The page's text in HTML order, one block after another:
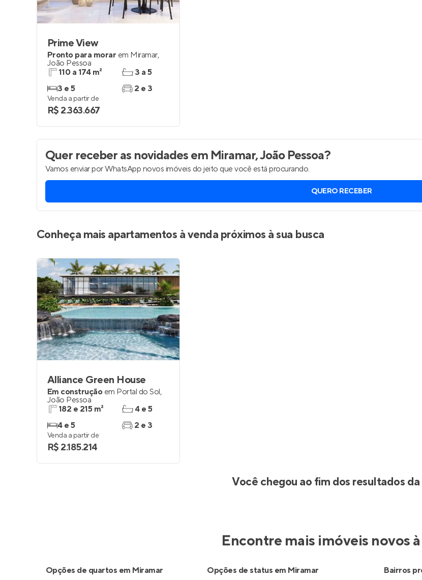
Prime View
Pronto para morar em Miramar,
João Pessoa
110 a 174 m²
3 e 5
3 a 5
2 e 3
Venda a partir de
R$ 2.363.667
Quer receber as novidadesem Miramar, João Pessoa?
Vamos enviar por WhatsApp novos imóveis do jeito que você está procurando.
QUERO RECEBER
Conheça mais apartamentos à venda próximos à sua busca
Alliance Green House
Em construção em Portal do Sol,
João Pessoa
182 e 215 m²
4 e 5
4 e 5
2 e 3
Venda a partir de
R$ 2.185.214
Você chegou ao fim dos resultados da
Encontre mais imóveis novos
Opções de quartos em Miramar Opções de status em Miramar Bairros